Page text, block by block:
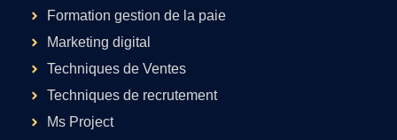
Formation gestion de la paie
Marketing digital
Techniques de Ventes
Techniques de recrutement
Ms Project